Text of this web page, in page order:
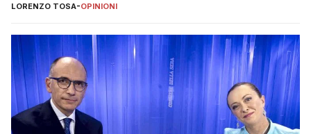
LORENZO TOSA-OPINIONI